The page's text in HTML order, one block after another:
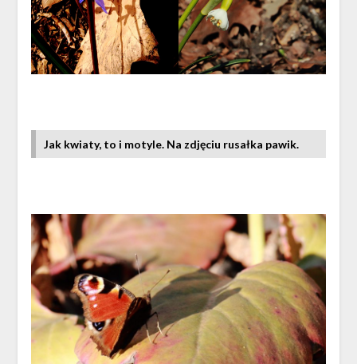
Jak kwiaty, to i motyle. Na zdjęciu rusałka pawik.